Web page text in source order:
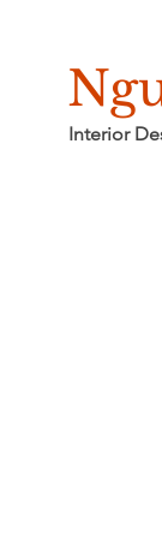
Interior